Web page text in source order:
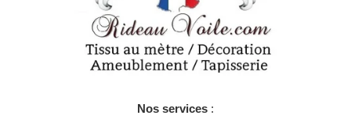
Nos services :